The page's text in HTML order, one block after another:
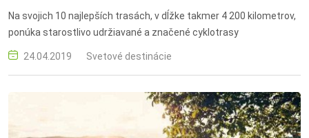
Na svojich 10 najlepších trasách, v dĺžke takmer 4 200 kilometrov,
ponúka starostlivo udržiavané a značené cyklotrasy
24.04.2019 Svetové destinácie